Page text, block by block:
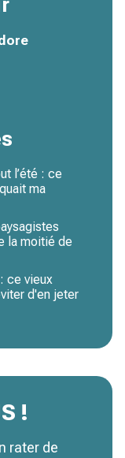
l’été : ce
ma
la moitié de
ce vieux
d'en jeter
!
rater de